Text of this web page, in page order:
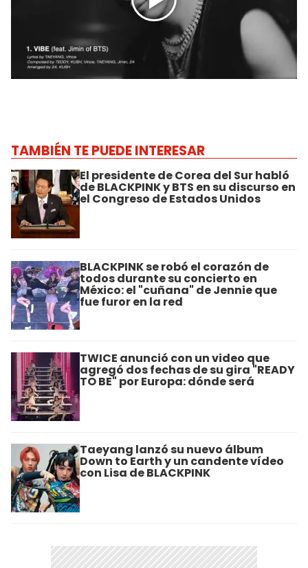
TAMBIÉN TE PUEDE INTERESAR
El presidente de Corea del Sur habló
de BLACKPINK y BTS en su discurso en
el Congreso de Estados Unidos
BLACKPINK se robó el corazón de
todos durante su concierto en
México: el "cuñana" de Jennie que
fue furor en la red
TWICE anunció con un video que
agregó dos fechas de su gira "READY
TO BE" por Europa: dónde será
Taeyang lanzó su nuevo álbum
Down to Earth y un candente vídeo
con Lisa de BLACKPINK